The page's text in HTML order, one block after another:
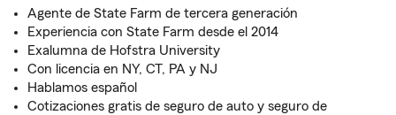
Agente de State Farm de tercera generación
Experiencia con State Farm desde el 2014
Exalumna de Hofstra University
Con licencia en NY, CT, PA y NJ
Hablamos español
Cotizaciones gratis de seguro de auto y seguro de